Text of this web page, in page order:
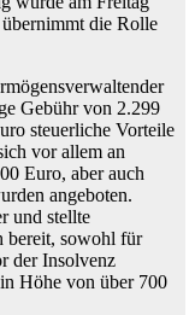
die Rolle
Gebühr von 2.299
steuerliche Vorteile
vor allem an
Euro, aber auch
angeboten.
und stellte
bereit, sowohl für
der Insolvenz
Höhe von über 700